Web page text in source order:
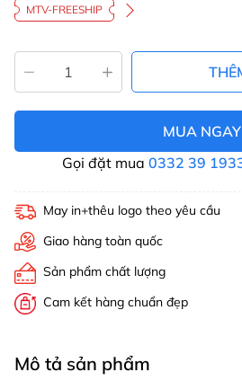
MTV-FREESHIP
MUA NGAY
Gọi đặt mua 0332 39
May in+thêu logo theo yêu cầu
Giao hàng toàn quốc
Sản phẩm chất lượng
Cam kết hàng chuẩn đẹp
Mô tả sản phẩm